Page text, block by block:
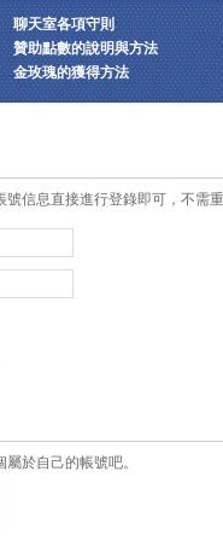
聊天室各項守則
贊助點數的說明與方法
金玫瑰的獲得方法
信息直接進行登錄即可，不需
於自己的帳號吧。